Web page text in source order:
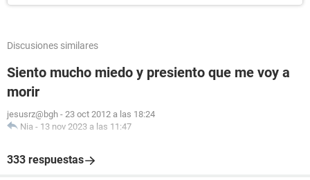
Discusiones similares
Siento mucho miedo y presiento que me voy a
morir
jesusrz@bgh - 23 oct 2012 a las 18:24
Nia - 13 nov 2023 a las 11:47
333 respuestas